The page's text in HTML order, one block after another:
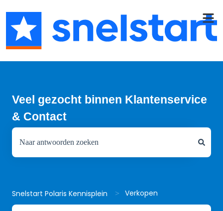
Veel gezocht binnen Klantenservice
& Contact
Snelstart Polaris Kennisplein Verkopen